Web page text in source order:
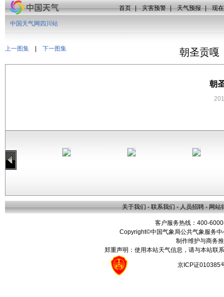
首页 | 灾害预警 | 天气预报 | 现
上一图集 下一图集
中国天气网四川站
朝圣贡嘎
朝
关于我们 - 联系我们 - 人员招聘 - 网站
客户服务热线：400-
Copyright©中国气象局公共气象服务
制作维护与商务
郑重声明：使用本站天气信息，请与本站联
京ICP证010385